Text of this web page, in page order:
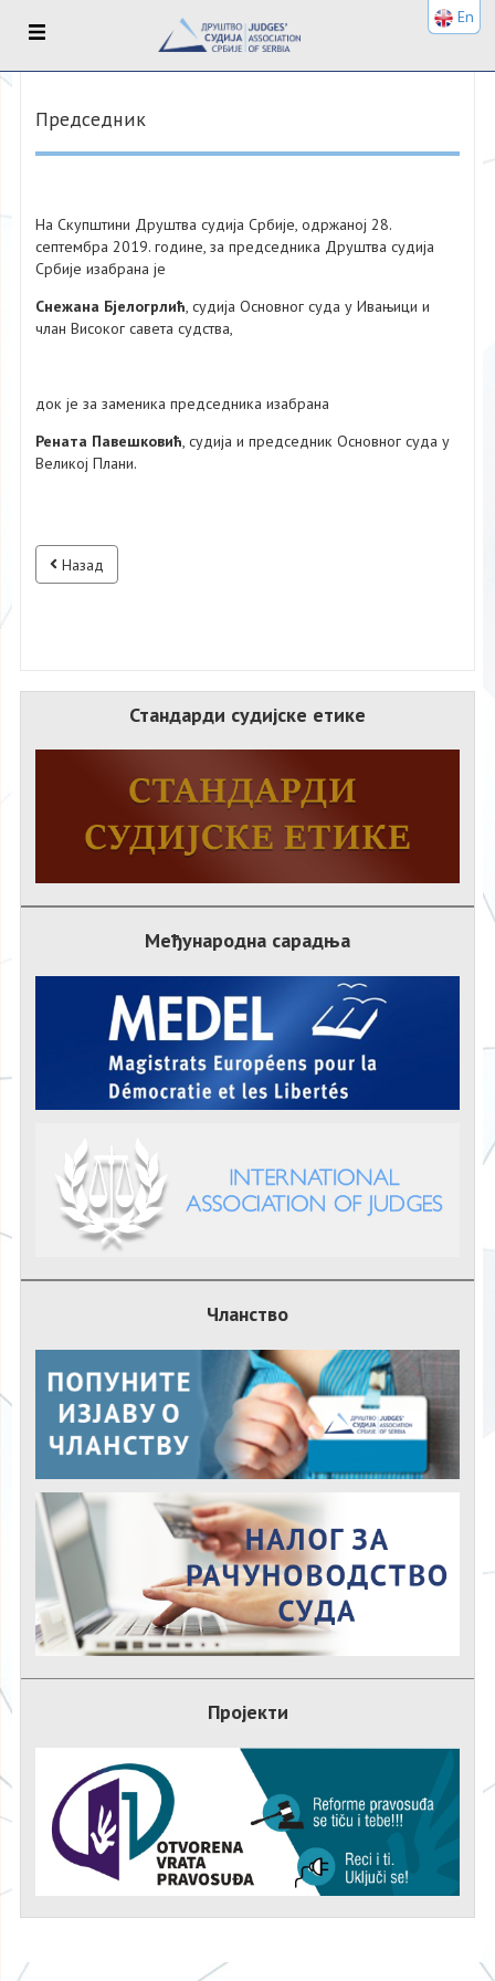
Председник
На Скупштини Друштва судија Србије, одржаној 28.
септембра 2019. године, за председника Друштва судија
Србије изабрана је
Снежана Бјелогрлић, судија Основног суда у Ивањици и
члан Високог савета судства,
док је за заменика председника изабрана
Рената Павешковић, судија и председник Основног суда у
Великој Плани.
Назад
Стандарди судијске етике
Међународна сарадња
Чланство
Пројекти
En